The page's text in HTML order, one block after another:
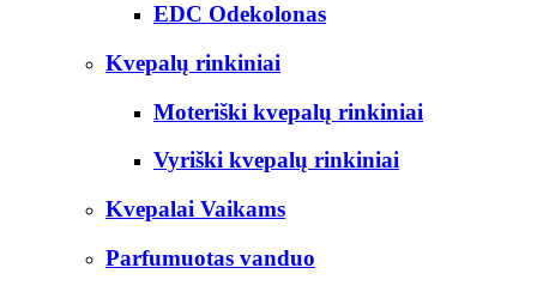
EDC Odekolonas
Kvepalų rinkiniai
Moteriški kvepalų rinkiniai
Vyriški kvepalų rinkiniai
Kvepalai Vaikams
Parfumuotas vanduo